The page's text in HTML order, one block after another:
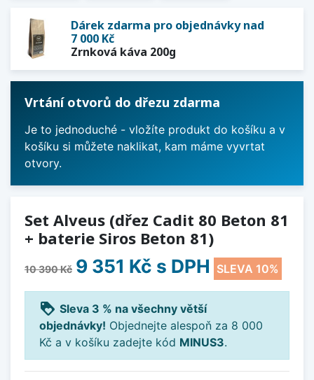
Dárek zdarma pro objednávky nad
7 000 Kč
Zrnková káva 200g
Vrtání otvorů do dřezu zdarma
Je to jednoduché - vložíte produkt do košíku a v
košíku si můžete naklikat, kam máme vyvrtat
otvory.
Set Alveus (dřez Cadit 80 Beton 81
+ baterie Siros Beton 81)
10 390 Kč 9 351 Kč s DPH SLEVA 10%
loyalty Sleva 3 % na všechny větší
objednávky! Objednejte alespoň za 8 000
Kč a v košíku zadejte kód MINUS3.